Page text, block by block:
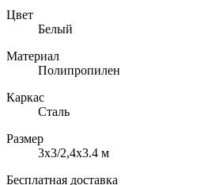
Цвет
Белый
Материал
Полипропилен
Каркас
Сталь
Размер
3x3/2,4x3.4 м
Бесплатная доставка